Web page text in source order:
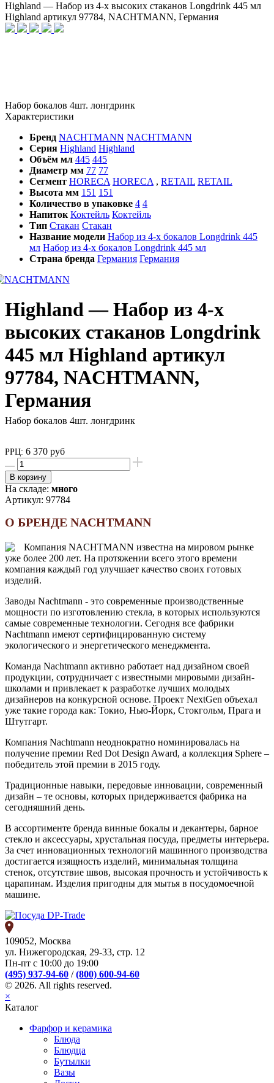
Highland — Набор из 4-х высоких стаканов Longdrink 445 мл
Highland артикул 97784, NACHTMANN, Германия
Набор бокалов 4шт. лонгдринк
Характеристики
Бренд NACHTMANN NACHTMANN
Серия Highland Highland
Объём мл 445 445
Диаметр мм 77 77
Сегмент HORECA HORECA , RETAIL RETAIL
Высота мм 151 151
Количество в упаковке 4 4
Напиток Коктейль Коктейль
Тип Стакан Стакан
Название модели Набор из 4-х бокалов Longdrink 445
мл Набор из 4-х бокалов Longdrink 445 мл
Страна бренда Германия Германия
Highland — Набор из 4-х
высоких стаканов Longdrink
445 мл Highland артикул
97784, NACHTMANN,
Германия
Набор бокалов 4шт. лонгдринк
РРЦ: 6 370 руб
В корзину
На складе: много
Артикул: 97784
О БРЕНДЕ NACHTMANN
Компания NACHTMANN известна на мировом рынке
уже более 200 лет. На протяжении всего этого времени
компания каждый год улучшает качество своих готовых
изделий.
Заводы Nachtmann - это современные производственные
мощности по изготовлению стекла, в которых используются
самые современные технологии. Сегодня все фабрики
Nachtmann имеют сертифицированную систему
экологического и энергетического менеджмента.
Команда Nachtmann активно работает над дизайном своей
продукции, сотрудничает с известными мировыми дизайн-
школами и привлекает к разработке лучших молодых
дизайнеров на конкурсной основе. Проект NextGen объехал
уже такие города как: Токио, Нью-Йорк, Стокгольм, Прага и
Штутгарт.
Компания Nachtmann неоднократно номинировалась на
получение премии Red Dot Design Award, а коллекция Sphere –
победитель этой премии в 2015 году.
Традиционные навыки, передовые инновации, современный
дизайн – те основы, которых придерживается фабрика на
сегодняшний день.
В ассортименте бренда винные бокалы и декантеры, барное
стекло и аксессуары, хрустальная посуда, предметы интерьера.
За счет инновационных технологий машинного производства
достигается изящность изделий, минимальная толщина
стенок, отсутствие швов, высокая прочность и устойчивость к
царапинам. Изделия пригодны для мытья в посудомоечной
машине.
109052, Москва
ул. Нижегородская, 29-33, стр. 12
Пн-пт с 10:00 до 19:00
(495) 937-94-60 /(800) 600-94-60
© 2026. All rights reserved.
×
Каталог
Фарфор и керамика
Блюда
Блюдца
Бутылки
Вазы